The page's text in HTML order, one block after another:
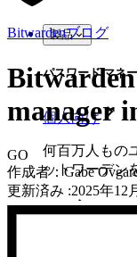
製品
パスワード マネ
個人向け
何百万人もの
ットワーデン
家族
Bitwardenブログ
manager
GO
作成者：Gabe
更新済み :2025年12